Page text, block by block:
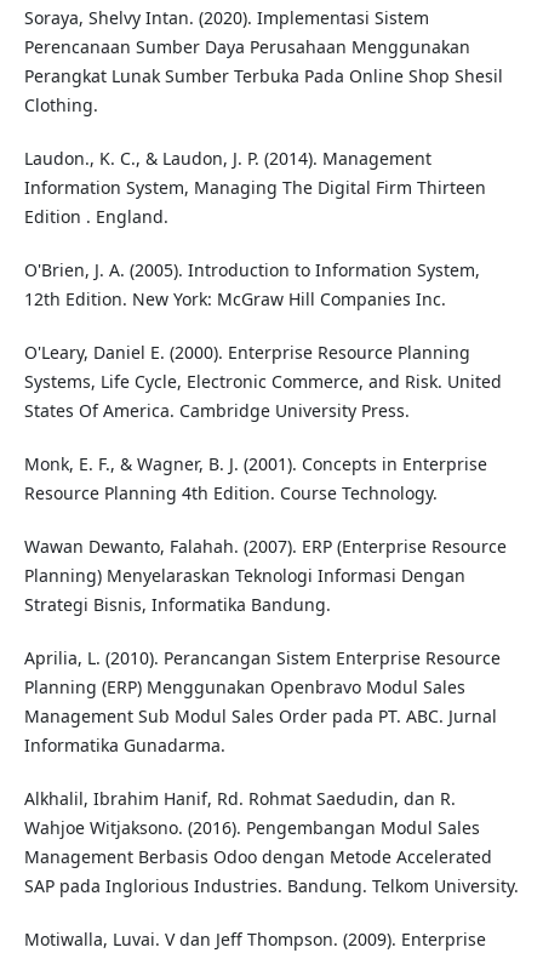
Soraya, Shelvy Intan. (2020). Implementasi Sistem
Perencanaan Sumber Daya Perusahaan Menggunakan
Perangkat Lunak Sumber Terbuka Pada Online Shop Shesil
Clothing.
Laudon., K. C., & Laudon, J. P. (2014). Management
Information System, Managing The Digital Firm Thirteen
Edition . England.
O'Brien, J. A. (2005). Introduction to Information System,
12th Edition. New York: McGraw Hill Companies Inc.
O'Leary, Daniel E. (2000). Enterprise Resource Planning
Systems, Life Cycle, Electronic Commerce, and Risk. United
States Of America. Cambridge University Press.
Monk, E. F., & Wagner, B. J. (2001). Concepts in Enterprise
Resource Planning 4th Edition. Course Technology.
Wawan Dewanto, Falahah. (2007). ERP (Enterprise Resource
Planning) Menyelaraskan Teknologi Informasi Dengan
Strategi Bisnis, Informatika Bandung.
Aprilia, L. (2010). Perancangan Sistem Enterprise Resource
Planning (ERP) Menggunakan Openbravo Modul Sales
Management Sub Modul Sales Order pada PT. ABC. Jurnal
Informatika Gunadarma.
Alkhalil, Ibrahim Hanif, Rd. Rohmat Saedudin, dan R.
Wahjoe Witjaksono. (2016). Pengembangan Modul Sales
Management Berbasis Odoo dengan Metode Accelerated
SAP pada Inglorious Industries. Bandung. Telkom University.
Motiwalla, Luvai. V dan Jeff Thompson. (2009). Enterprise